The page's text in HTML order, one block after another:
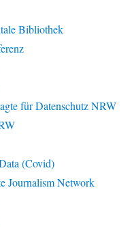
Bibliothek
für Datenschutz NRW
(Covid)
Journalism Network